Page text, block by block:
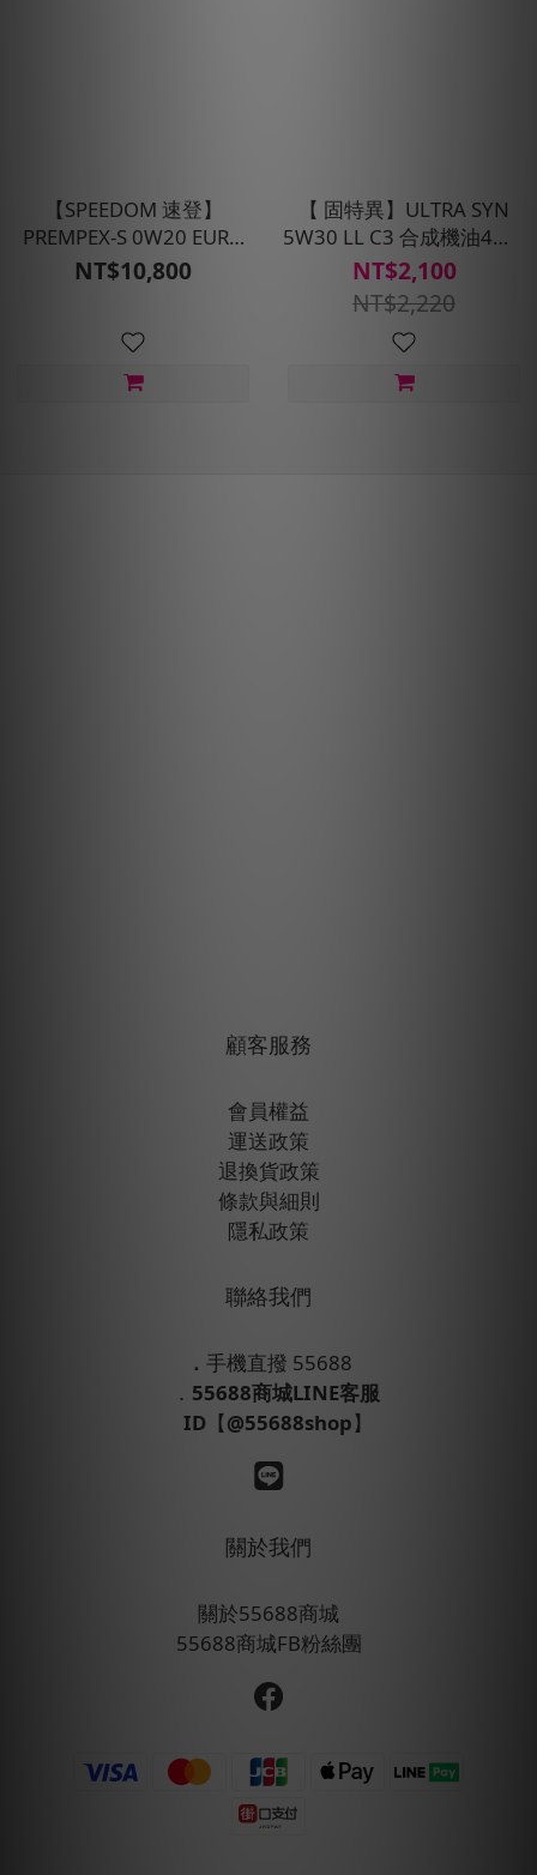
【SPEEDOM 速登】
PREMPEX-S 0W20 EURO
機油1L_整箱12入(免運宅
配到府)
NT$10,800
【 固特異】ULTRA SYN
5W30 LL C3 合成機油4瓶+
汽車健檢保養套組(含安裝
工資_耗材另計)
NT$2,100
NT$2,220
顧客服務
會員權益
運送政策
退換貨政策
條款與細則
隱私政策
聯絡我們
． 手機直撥 55688
． 55688商城LINE客服
ID 【@55688shop】
關於我們
關於55688商城
55688商城FB粉絲團